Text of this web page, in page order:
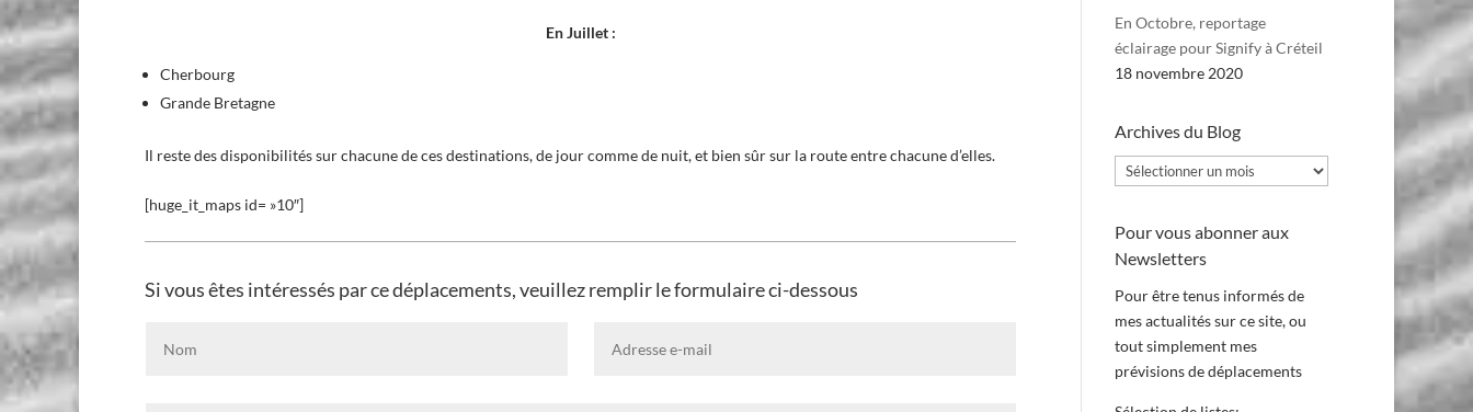
En Juillet :
Cherbourg
Grande Bretagne
Il reste des disponibilités sur chacune de ces destinations, de jour comme de nuit, et bien sûr sur la route entre chacune d’elles.
[huge_it_maps id= »10″]
Si vous êtes intéressés par ce déplacements, veuillez remplir le formulaire ci-dessous
En Octobre, reportage
éclairage pour Signify à Créteil
18 novembre 2020
Archives du Blog
Archives
du
Pour vous abonner aux
Newsletters
Pour être tenus informés de
mes actualités sur ce site, ou
tout simplement mes
prévisions de déplacements